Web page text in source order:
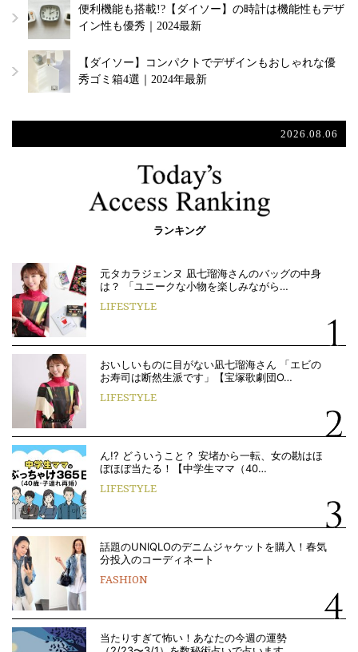
便利機能も搭載!?【ダイソー】の時計は機能性もデザ
イン性も優秀｜2024最新
【ダイソー】コンパクトでデザインもおしゃれな優
秀ゴミ箱4選｜2024年最新
2026.08.06
ランキング
元タカラジェンヌ 凪七瑠海さんのバッグの中身
は？ 「ユニークな小物を楽しみながら…
LIFESTYLE
おいしいものに目がない凪七瑠海さん 「エビの
お寿司は断然生派です」【宝塚歌劇団O…
LIFESTYLE
ん!? どういうこと？ 安堵から一転、女の勘はほ
ぼほぼ当たる！【中学生ママ（40…
LIFESTYLE
話題のUNIQLOのデニムジャケットを購入！春気
分投入のコーディネート
FASHION
当たりすぎて怖い！あなたの今週の運勢